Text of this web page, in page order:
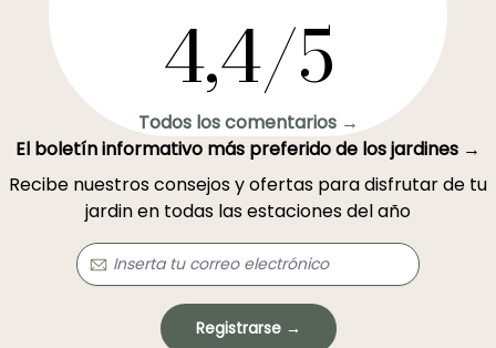
4,4/5
Todos los comentarios →
El boletín informativo más preferido de los jardines →
Recibe nuestros consejos y ofertas para disfrutar de tu
jardin en todas las estaciones del año
Registrarse →